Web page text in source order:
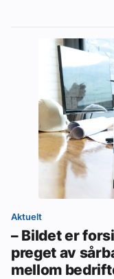
Aktuelt
– Bildet er
preget av
mellom